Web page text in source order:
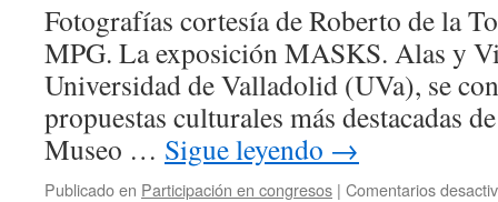
Fotografías cortesía de Roberto de la
MPG. La exposición MASKS. Alas y
Universidad de Valladolid (UVa), se
propuestas culturales más destacadas
Museo … Sigue leyendo →
Publicado en Participación en congresos | Comentarios